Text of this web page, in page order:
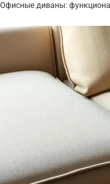
Офисные диваны: